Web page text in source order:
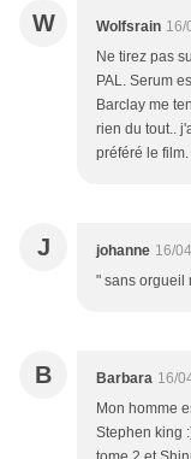
W Wolfsrain 16/
Ne tirez pas
PAL. Serum
Barclay me
rien du tout..
préféré le
J johanne 16/
" sans orgueil
B Barbara 16/
Mon homme
Stephen king